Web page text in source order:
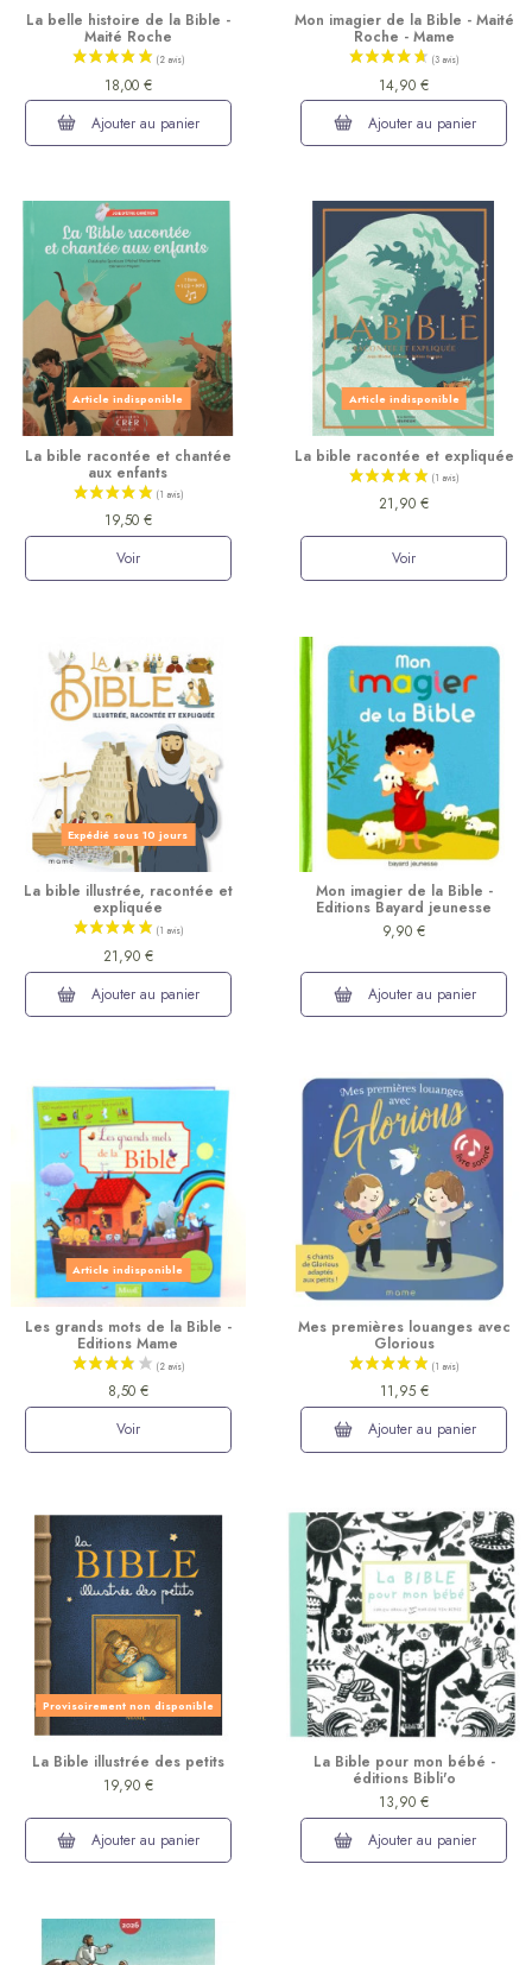
La belle histoire de la Bible -
Maité Roche
18,00 €
Ajouter au panier
Mon imagier de la Bible - Maité
Roche - Mame
14,90 €
Ajouter au panier
Article indisponible
La bible racontée et chantée
aux enfants
19,50 €
Voir
Article indisponible
La bible racontée et expliquée
21,90 €
Voir
Expédié sous 10 jours
La bible illustrée, racontée et
expliquée
21,90 €
Ajouter au panier
Mon imagier de la Bible -
Editions Bayard jeunesse
9,90 €
Ajouter au panier
Article indisponible
Les grands mots de la Bible -
Editions Mame
8,50 €
Voir
Mes premières louanges avec
Glorious
11,95 €
Ajouter au panier
Provisoirement non disponible
La Bible illustrée des petits
19,90 €
Ajouter au panier
La Bible pour mon bébé -
éditions Bibli'o
13,90 €
Ajouter au panier